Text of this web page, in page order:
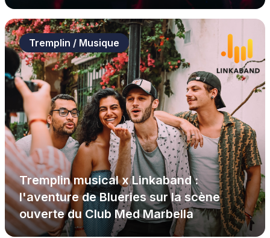
Tremplin / Musique
Tremplin musical x Linkaband :
l'aventure de Blueries sur la scène
ouverte du Club Med Marbella